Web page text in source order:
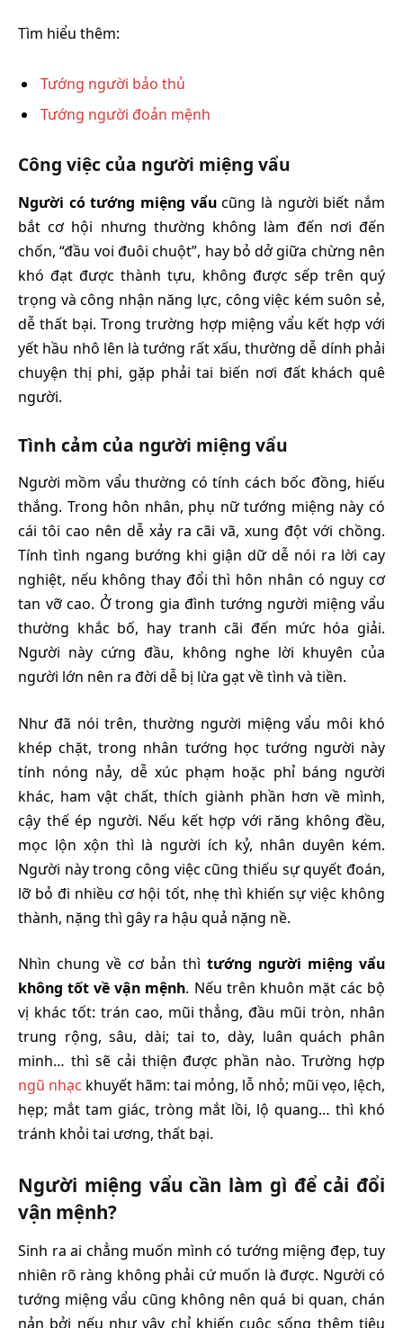
Tìm hiểu thêm:
Tướng người bảo thủ
Tướng người đoản mệnh
Công việc của người miệng vẩu
Người có tướng miệng vẩucũng là người biết nắm
bắt cơ hội nhưng thường không làm đến nơi đến
chốn, “đầu voi đuôi chuột”, hay bỏ dở giữa chừng nên
khó đạt được thành tựu, không được sếp trên quý
trọng và công nhận năng lực, công việc kém suôn sẻ,
dễ thất bại. Trong trường hợp miệng vẩu kết hợp với
yết hầu nhô lên là tướng rất xấu, thường dễ dính phải
chuyện thị phi, gặp phải tai biến nơi đất khách quê
người.
Tình cảm của người miệng vẩu
Người mồm vẩu thường có tính cách bốc đồng, hiếu
thắng. Trong hôn nhân, phụ nữ tướng miệng này có
cái tôi cao nên dễ xảy ra cãi vã, xung đột với chồng.
Tính tình ngang bướng khi giận dữ dễ nói ra lời cay
nghiệt, nếu không thay đổi thì hôn nhân có nguy cơ
tan vỡ cao. Ở trong gia đình tướng người miệng vẩu
thường khắc bố, hay tranh cãi đến mức hóa giải.
Người này cứng đầu, không nghe lời khuyên của
người lớn nên ra đời dễ bị lừa gạt về tình và tiền.
Như đã nói trên, thường người miệng vẩu môi khó
khép chặt, trong nhân tướng học tướng người này
tính nóng nảy, dễ xúc phạm hoặc phỉ báng người
khác, ham vật chất, thích giành phần hơn về mình,
cậy thế ép người. Nếu kết hợp với răng không đều,
mọc lộn xộn thì là người ích kỷ, nhân duyên kém.
Người này trong công việc cũng thiếu sự quyết đoán,
lỡ bỏ đi nhiều cơ hội tốt, nhẹ thì khiến sự việc không
thành, nặng thì gây ra hậu quả nặng nề.
Nhìn chung về cơ bản thì tướng người miệng vẩu
không tốt về vận mệnh. Nếu trên khuôn mặt các bộ
vị khác tốt: trán cao, mũi thẳng, đầu mũi tròn, nhân
trung rộng, sâu, dài; tai to, dày, luân quách phân
minh… thì sẽ cải thiện được phần nào. Trường hợp
ngũ nhạc khuyết hãm: tai mỏng, lỗ nhỏ; mũi vẹo, lệch,
hẹp; mắt tam giác, tròng mắt lồi, lộ quang… thì khó
tránh khỏi tai ương, thất bại.
Người miệng vẩu cần làm gì để cải đổi
vận mệnh?
Sinh ra ai chẳng muốn mình có tướng miệng đẹp, tuy
nhiên rõ ràng không phải cứ muốn là được. Người có
tướng miệng vẩu cũng không nên quá bi quan, chán
nản bởi nếu như vậy chỉ khiến cuộc sống thêm tiêu